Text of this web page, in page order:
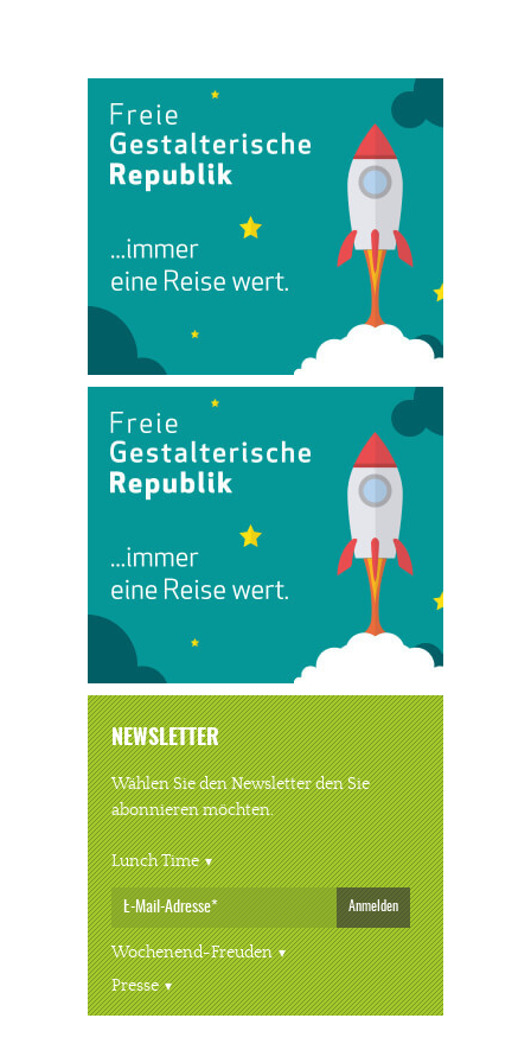
« ALLE VERANSTALTUNGEN
NEWSLETTER
Wählen Sie den Newsletter den Sie
abonnieren möchten.
Lunch Time
Anmelden
Wochenend-Freuden
Presse